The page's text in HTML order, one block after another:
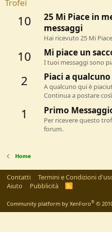
Trofei
10
25 Mi Piace in
messaggi
Hai ricevuto 25 Mi
10 Mi piace un
I tuoi messaggi sono
2 Piaci a qualcuno
A qualcuno qui è
Continua a postare
1 Primo
Per ricevere questo
forum.
Home
Contatti Termini e Condizioni
Aiuto
Pubblicità
R
Community platform by XenForo® ©